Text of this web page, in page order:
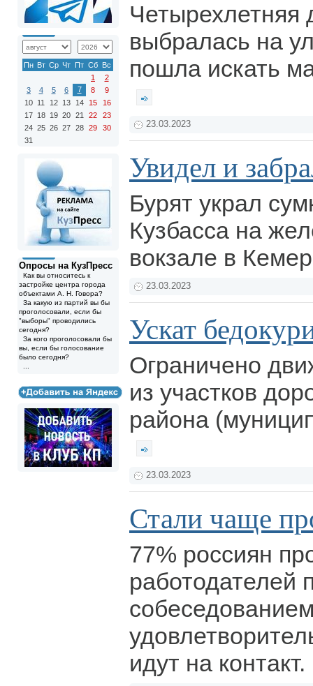
Пн Вт Ср Чт Пт Сб Вс
1
2
3
4 5 6 7 8
9
10 11 12 13 14 15
16
17 18 19 20 21 22
23
24 25 26 27 28 29
30
31
Опросы на КузПресс
Как вы относитесь к
застройке центра города
объектами А. Н. Говора?
За какую из партий вы бы
проголосовали, если бы
"выборы" проводились
сегодня?
За кого проголосовали бы
вы, если бы голосование
было сегодня?
Четырехлетняя
выбралась на
пошла искать
23.03.2023
Увидел и
Бурят украл
Кузбасса на
вокзале в
23.03.2023
Ускат
Ограничено
из участков
района
23.03.2023
Стали чаще
77% россиян
работодателей
идут на контакт.